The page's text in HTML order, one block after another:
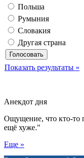
Польша
Румыния
Словакия
Другая страна
Показать результаты »
Анекдот дня
Ощущение, что кто-то
ещё хуже."
Еще »